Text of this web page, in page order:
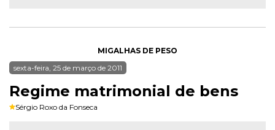
MIGALHAS DE PESO
sexta-feira, 25 de março de 2011
Regime matrimonial de bens
Sérgio Roxo da Fonseca